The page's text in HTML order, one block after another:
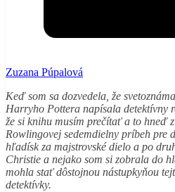
Zuzana Púpalová
Keď som sa dozvedela, že
Harryho Pottera napísala detektívny
že si knihu musím prečítať a to hneď
Rowlingovej sedemdielny príbeh pre
hľadísk za majstrovské dielo a po
Christie a nejako som si zobrala do
mohla stať dôstojnou nástupkyňou
detektívky.